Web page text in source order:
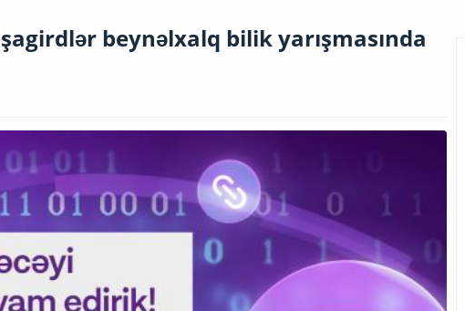
beynəlxalq bilik yarışmasında